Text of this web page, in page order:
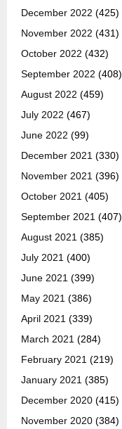
December 2022 (425)
November 2022 (431)
October 2022 (432)
September 2022 (408)
August 2022 (459)
July 2022 (467)
June 2022 (99)
December 2021 (330)
November 2021 (396)
October 2021 (405)
September 2021 (407)
August 2021 (385)
July 2021 (400)
June 2021 (399)
May 2021 (386)
April 2021 (339)
March 2021 (284)
February 2021 (219)
January 2021 (385)
December 2020 (415)
November 2020 (384)